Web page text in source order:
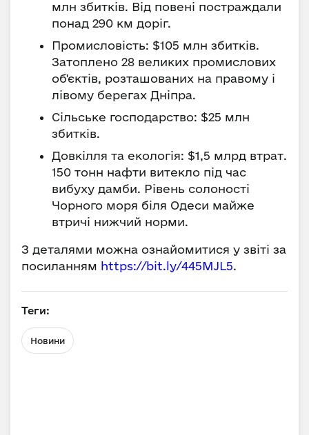
млн збитків. Від повені постраждали
понад 290 км доріг.
Промисловість: $105 млн збитків.
Затоплено 28 великих промислових
об'єктів, розташованих на правому і
лівому берегах Дніпра.
Сільське господарство: $25 млн
збитків.
Довкілля та екологія: $1,5 млрд втрат.
150 тонн нафти витекло під час
вибуху дамби. Рівень солоності
Чорного моря біля Одеси майже
втричі нижчий норми.
З деталями можна ознайомитися у звіті за
посиланням https://bit.ly/445MJL5.
Теги:
Новини